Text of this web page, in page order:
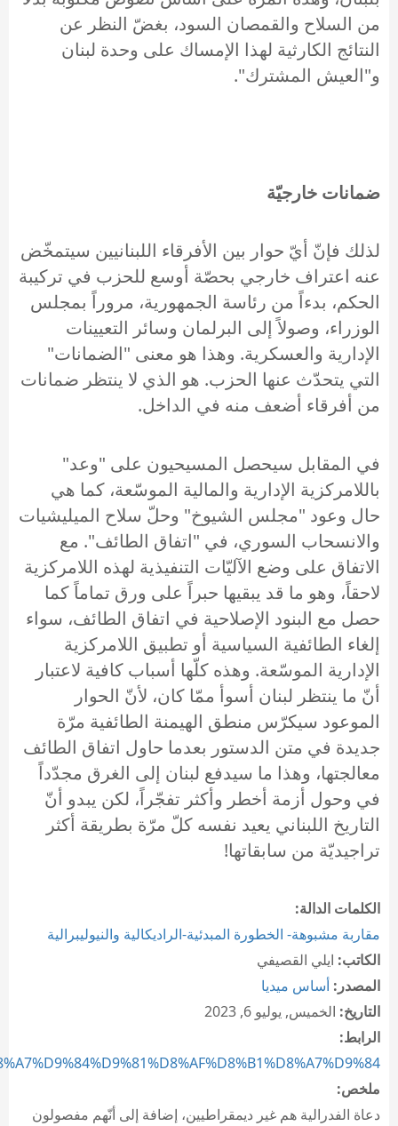
من السلاح والقمصان السود، بغضّ النظر عن
النتائج الكارثية لهذا الإمساك على وحدة لبنان
و"العيش المشترك".
ضمانات خارجيّة
لذلك فإنّ أيّ حوار بين الأفرقاء اللبنانيين سيتمخّض
عنه اعتراف خارجي بحصّة أوسع للحزب في تركيبة
الحكم، بدءاً من رئاسة الجمهورية، مروراً بمجلس
الوزراء، وصولاً إلى البرلمان وسائر التعيينات
الإدارية والعسكرية. وهذا هو معنى "الضمانات"
التي يتحدّث عنها الحزب. هو الذي لا ينتظر ضمانات
من أفرقاء أضعف منه في الداخل.
في المقابل سيحصل المسيحيون على "وعد"
باللامركزية الإدارية والمالية الموسّعة، كما هي
حال وعود "مجلس الشيوخ" وحلّ سلاح الميليشيات
والانسحاب السوري، في "اتفاق الطائف". مع
الاتفاق على وضع الآليّات التنفيذية لهذه اللامركزية
لاحقاً، وهو ما قد يبقيها حبراً على ورق تماماً كما
حصل مع البنود الإصلاحية في اتفاق الطائف، سواء
إلغاء الطائفية السياسية أو تطبيق اللامركزية
الإدارية الموسّعة. وهذه كلّها أسباب كافية لاعتبار
أنّ ما ينتظر لبنان أسوأ ممّا كان، لأنّ الحوار
الموعود سيكرّس منطق الهيمنة الطائفية مرّة
جديدة في متن الدستور بعدما حاول اتفاق الطائف
معالجتها، وهذا ما سيدفع لبنان إلى الغرق مجدّداً
في وحول أزمة أخطر وأكثر تفجّراً، لكن يبدو أنّ
التاريخ اللبناني يعيد نفسه كلّ مرّة بطريقة أكثر
تراجيديّة من سابقاتها!
الكلمات الدالة:
مقاربة مشبوهة- الخطورة المبدئية-الراديكالية والنيوليبرالية
الكاتب: ايلي القصيفي
المصدر: أساس ميديا
التاريخ: الخميس, يوليو 6, 2023
الرابط:
ملخص:
دعاة الفدرالية هم غير ديمقراطيين، إضافة إلى أنّهم مفصولون